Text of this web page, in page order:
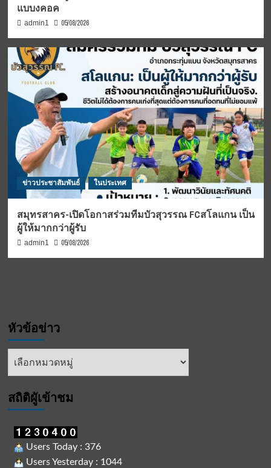
แบบงคอค
admin1 05/08/2026
ข่าวประชาสัมพันธ์ ในประเทศ
สมุทรสาคร-เปิดโอกาสร่วมทีมบัวสุวรรณ FCสโลแกน เป็น
ผู้ให้มากกว่าผู้รับ
admin1 05/08/2026
หัวข้อข่าว
หัวข้อ
สถิติผูัเข้าชม
Users Today : 376
Users Yesterday : 1044